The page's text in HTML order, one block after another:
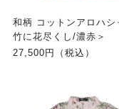
和柄 コットンアロハシ
竹に花尽くし/濃赤＞
27,500円（税込）